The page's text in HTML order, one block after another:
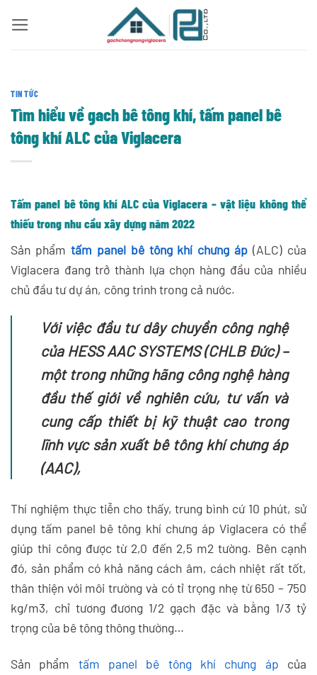
qua
TIN TỨC
Tìm hiểu về gach bê tông khí, tấm panel bê
tông khí ALC của Viglacera
Tấm panel bê tông khí ALC của Viglacera – vật liệu không thể
thiếu trong nhu cầu xây dựng năm 2022
Sản phẩm tấm panel bê tông khí chưng áp (ALC) của
Viglacera đang trở thành lựa chọn hàng đầu của nhiều
chủ đầu tư dự án, công trình trong cả nước.
Với việc đầu tư dây chuyền công nghệ
của HESS AAC SYSTEMS (CHLB Đức) –
một trong những hãng công nghệ hàng
đầu thế giới về nghiên cứu, tư vấn và
cung cấp thiết bị kỹ thuật cao trong
lĩnh vực sản xuất bê tông khí chưng áp
(AAC),
Thí nghiệm thực tiễn cho thấy, trung bình cứ 10 phút, sử
dụng tấm panel bê tông khí chưng áp Viglacera có thể
giúp thi công được từ 2,0 đến 2,5 m2 tường. Bên cạnh
đó, sản phẩm có khả năng cách âm, cách nhiệt rất tốt,
thân thiện với môi trường và có tỉ trọng nhẹ từ 650 – 750
kg/m3, chỉ tương đương 1/2 gạch đặc và bằng 1/3 tỷ
trọng của bê tông thông thường…
Sản phẩm tấm panel bê tông khí chưng áp của